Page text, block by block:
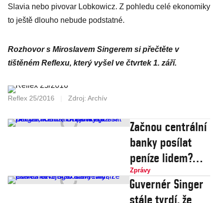
Slavia nebo pivovar Lobkowicz. Z pohledu celé ekonomiky
to ještě dlouho nebude podstatné.
Rozhovor s Miroslavem Singerem si přečtěte v
tištěném Reflexu, který vyšel ve čtvrtek 1. září.
Reflex 25/2016 Zdroj: Archív
Začnou centrální
banky posílat
peníze lidem?
Odpovídají
Singer, Klaus,
Zprávy
Guvernér Singer
stále tvrdí, že